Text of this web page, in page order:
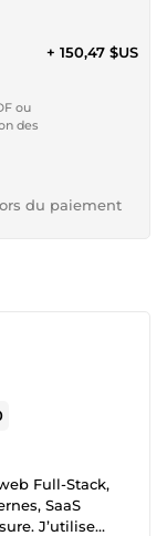
ou
des
+ 150,47 $US
du paiement
Full-Stack,
SaaS
J’utilise